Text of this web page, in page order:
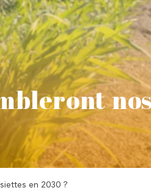
en 2030 ?